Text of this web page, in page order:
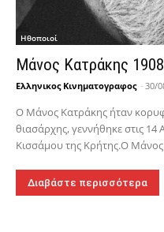
Hθοποιοί
Μάνος Κατράκης
Ελληνικος Κινηματογραφος - 30/
Ο Μάνος Κατράκης ήταν
θιασάρχης, γεννήθηκε στις
Κισσάμου της Κρήτης.Ο
Διαβάστε περισσότερα